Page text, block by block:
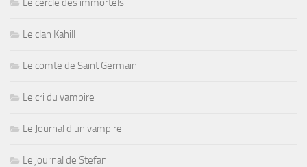
Le cercle des immortels
Le clan Kahill
Le comte de Saint Germain
Le cri du vampire
Le Journal d'un vampire
Le journal de Stefan